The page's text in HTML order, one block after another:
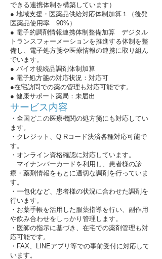
できる連携体制を構築しています）
● 地域支援・医薬品供給対応体制加算１（後発
医薬品使用率 90%）
● 電子的調剤情報連携体制整備加算 デジタル
トランスフォーメーションを推進する体制を整
備し、電子処方箋や医療情報の連携に取り組ん
でいます。
● バイオ後続品調剤体制加算
● 電子処方箋の対応状況：対応可
●在宅訪問での薬の管理も対応可能です。
● 健康サポート薬局：未届出
サービス内容
・全国どこの医療機関の処方箋にも対応してい
ます。
・クレジット、Q Rコード決済各種対応可能で
す。
・オンライン資格確認に対応しています。
マイナンバーカードを利用し、患者様の診
療・薬剤情報をもとに適切な調剤を行っていま
す。
・一包化など、患者様の状況に合わせた調剤を
行います。
・お薬手帳を活用した服薬指導を行い、副作用
や飲み合わせをしっかり管理します。
・医師の指示に基づき、在宅での薬剤管理も対
応可能です。
・FAX、LINEアプリ等での事前受付に対応して
います。